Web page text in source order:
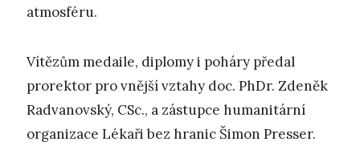
atmosféru.
Vítězům medaile, diplomy i poháry předal
prorektor pro vnější vztahy doc. PhDr. Zdeněk
Radvanovský, CSc., a zástupce humanitární
organizace Lékaři bez hranic Šimon Presser.